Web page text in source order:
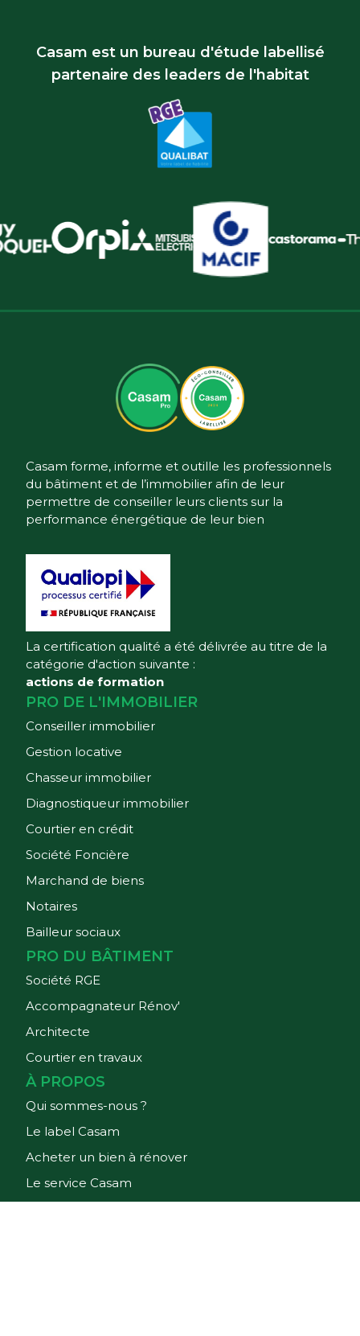
Casam est un bureau d'étude labellisé
partenaire des leaders de l'habitat
Casam forme, informe et outille les professionnels
du bâtiment et de l’immobilier afin de leur
permettre de conseiller leurs clients sur la
performance énergétique de leur bien
La certification qualité a été délivrée au titre de la
catégorie d'action suivante :
actions de formation
PRO DE L'IMMOBILIER
Conseiller immobilier
Gestion locative
Chasseur immobilier
Diagnostiqueur immobilier
Courtier en crédit
Société Foncière
Marchand de biens
Notaires
Bailleur sociaux
PRO DU BÂTIMENT
Société RGE
Accompagnateur Rénov'
Architecte
Courtier en travaux
À PROPOS
Qui sommes-nous ?
Le label Casam
Acheter un bien à rénover
Le service Casam